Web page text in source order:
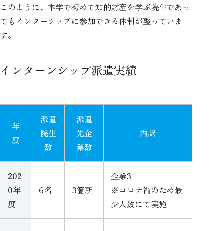
このように、本学で初めて知的財産を学ぶ院生であっ
てもインターシップに参加できる体制が整っていま
す。
インターンシップ派遣実績
年
度
派遣
院生
数
派遣
先企
業数
内訳
202
0年
度
6名 3箇所
企業3
※コロナ禍のため最
少人数にて実施